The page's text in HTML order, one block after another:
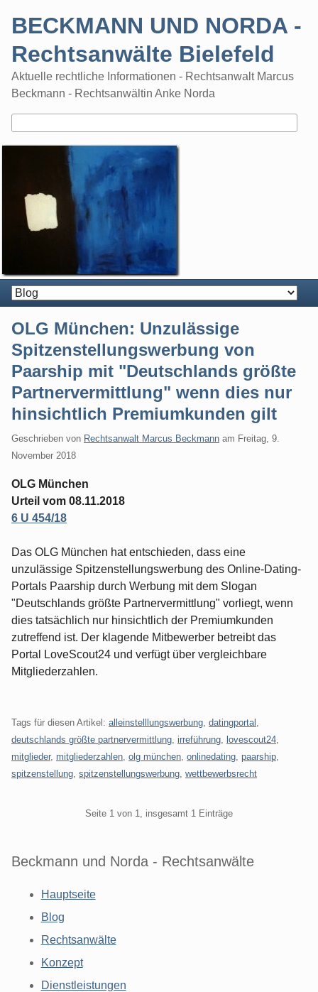
BECKMANN UND NORDA -
Rechtsanwälte Bielefeld
Aktuelle rechtliche Informationen - Rechtsanwalt Marcus
Beckmann - Rechtsanwältin Anke Norda
OLG München: Unzulässige
Spitzenstellungswerbung von
Paarship mit "Deutschlands größte
Partnervermittlung" wenn dies nur
hinsichtlich Premiumkunden gilt
Geschrieben von Rechtsanwalt Marcus Beckmann am Freitag, 9.
November 2018
OLG München
Urteil vom 08.11.2018
6 U 454/18
Das OLG München hat entschieden, dass eine
unzulässige Spitzenstellungswerbung des Online-Dating-
Portals Paarship durch Werbung mit dem Slogan
"Deutschlands größte Partnervermittlung" vorliegt, wenn
dies tatsächlich nur hinsichtlich der Premiumkunden
zutreffend ist. Der klagende Mitbewerber betreibt das
Portal LoveScout24 und verfügt über vergleichbare
Mitgliederzahlen.
Tags für diesen Artikel: alleinstelllungswerbung datingportal
deutschlands größte partnervermittlung irreführung lovescout24
mitglieder, mitgliederzahlen olg münchen onlinedating paarship
spitzenstellung spitzenstellungswerbung wettbewerbsrecht
Seite 1 von 1, insgesamt 1 Einträge
Beckmann und Norda - Rechtsanwälte
Hauptseite
Blog
Rechtsanwälte
Konzept
Dienstleistungen